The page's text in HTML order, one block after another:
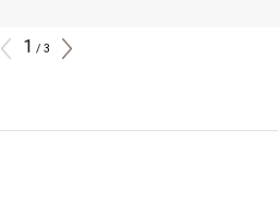
1 / 3